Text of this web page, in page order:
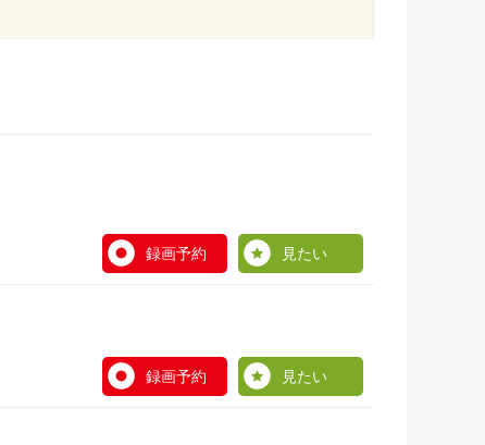
録画予約 見たい
録画予約 見たい